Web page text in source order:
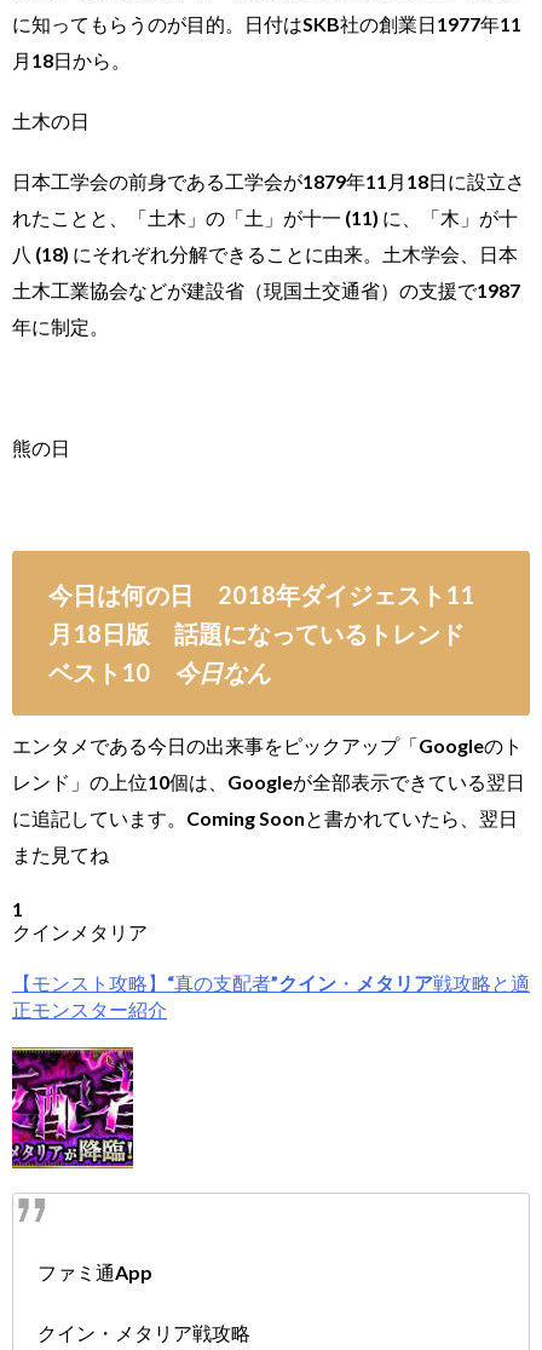
に知ってもらうのが目的。日付はSKB社の創業日1977年11
月18日から。
土木の日
日本工学会の前身である工学会が1879年11月18日に設立さ
れたことと、「土木」の「土」が十一 (11) に、「木」が十
八 (18) にそれぞれ分解できることに由来。土木学会、日本
土木工業協会などが建設省（現国土交通省）の支援で1987
年に制定。
熊の日
今日は何の日 2018年ダイジェスト11
月18日版 話題になっているトレンド
ベスト10 今日なん
エンタメである今日の出来事をピックアップ「Googleのト
レンド」の上位10個は、Googleが全部表示できている翌日
に追記しています。Coming Soonと書かれていたら、翌日
また見てね
1
クインメタリア
【モンスト攻略】“真の支配者”クイン ・ メタリア戦攻略と適
正モンスター紹介
ファミ通App
クイン・メタリア戦攻略